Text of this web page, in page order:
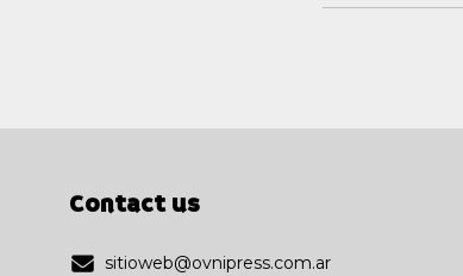
Contact us
sitioweb@ovnipress.com.ar